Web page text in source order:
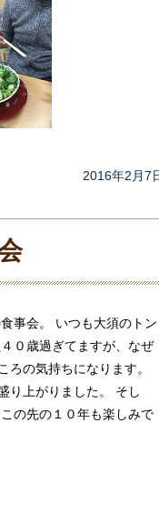
2016年2月7
事会。 いつも大須のトン
０歳過ぎてますが、なぜ
の気持ちになります。
り上がりました。 そし
の先の１０年も楽しみで